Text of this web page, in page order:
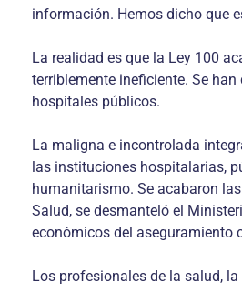
información. Hemos dicho que
La realidad es que la Ley 100
terriblemente ineficiente. Se
hospitales públicos.
La maligna e incontrolada
las instituciones hospitalarias,
humanitarismo. Se acabaron
Salud, se desmanteló el
económicos del aseguramiento
Los profesionales de la salud,